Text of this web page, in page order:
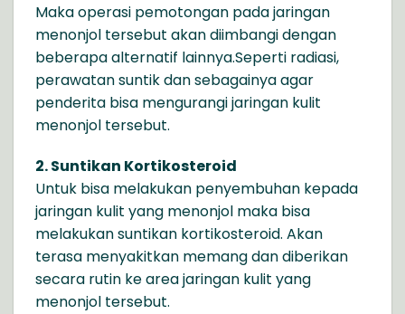
Maka operasi pemotongan pada jaringan
menonjol tersebut akan diimbangi dengan
beberapa alternatif lainnya.Seperti radiasi,
perawatan suntik dan sebagainya agar
penderita bisa mengurangi jaringan kulit
menonjol tersebut.
2. Suntikan Kortikosteroid
Untuk bisa melakukan penyembuhan kepada
jaringan kulit yang menonjol maka bisa
melakukan suntikan kortikosteroid. Akan
terasa menyakitkan memang dan diberikan
secara rutin ke area jaringan kulit yang
menonjol tersebut.